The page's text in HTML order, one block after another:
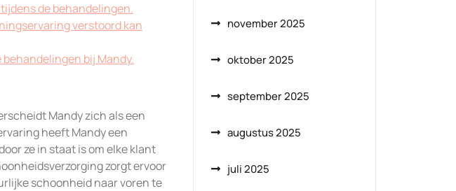
de behandelingen.
verstoord kan
bij Mandy.
Mandy zich als een
heeft Mandy een
ze in staat is om elke klant
zorgt ervoor
schoonheid naar voren te
november 2025
oktober 2025
september 2025
augustus 2025
juli 2025